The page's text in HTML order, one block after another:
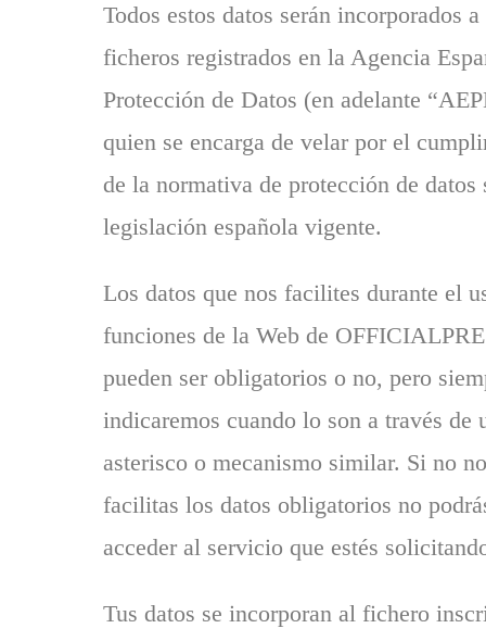
Todos estos datos serán incorporados
ficheros registrados en la Agencia
Protección de Datos (en adelante
quien se encarga de velar por el
de la normativa de protección de datos
legislación española vigente.
Los datos que nos facilites durante el
funciones de la Web de
pueden ser obligatorios o no, pero
indicaremos cuando lo son a través de
asterisco o mecanismo similar. Si no
facilitas los datos obligatorios no
acceder al servicio que estés
Tus datos se incorporan al fichero